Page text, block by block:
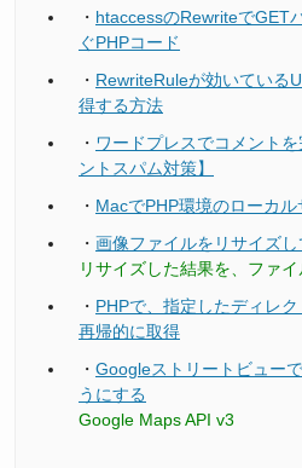
・ htaccessのRewriteでGET
ぐPHPコード
・ RewriteRuleが効いている
得する方法
・ ワードプレスでコメント
ントスパム対策】
・ MacでPHP環境のローカ
・ 画像ファイルをリサイズ
リサイズした結果を、ファイ
・ PHPで、指定したディレ
再帰的に取得
・ Googleストリートビュー
うにする
Google Maps API v3